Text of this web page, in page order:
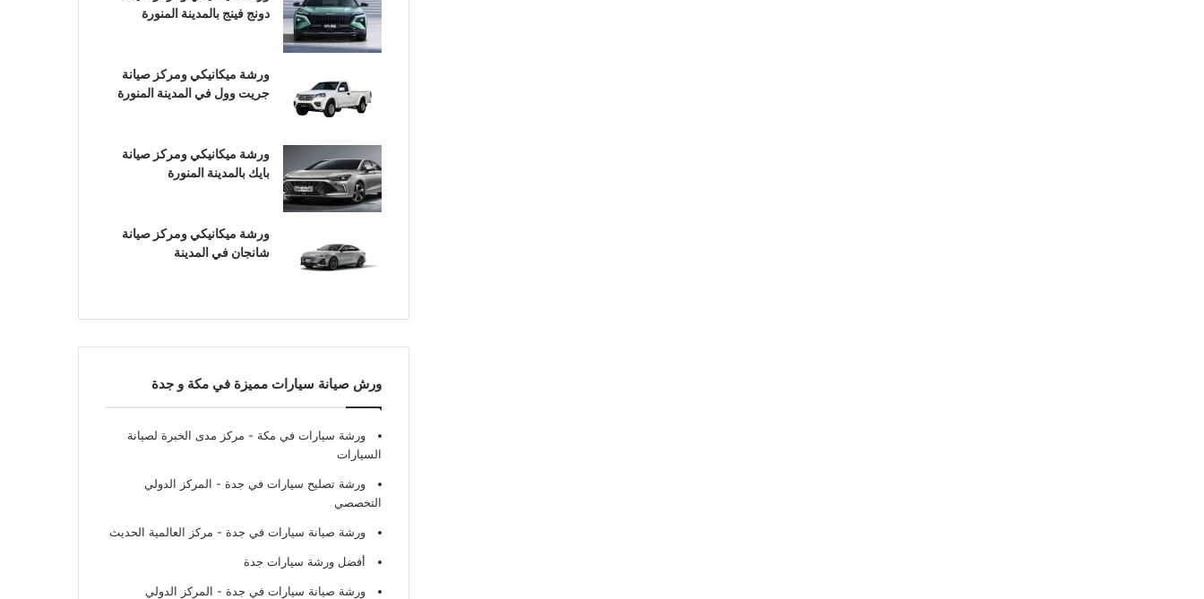
دونج فينج بالمدينة المنورة
ورشة ميكانيكي ومركز صيانة
جريت وول في المدينة المنورة
ورشة ميكانيكي ومركز صيانة
بايك بالمدينة المنورة
ورشة ميكانيكي ومركز صيانة
شانجان في المدينة
ورش صيانة سيارات مميزة في مكة و جدة
ورشة سيارات في مكة - مركز مدى الخبرة لصيانة
السيارات
ورشة تصليح سيارات في جدة - المركز الدولي
التخصصي
ورشة صيانة سيارات في جدة - مركز العالمية الحديث
أفضل ورشة سيارات جدة
ورشة صيانة سيارات في جدة - المركز الدولي